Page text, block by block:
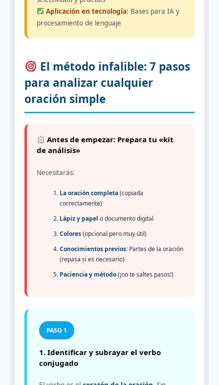
Aplicación en tecnología: Bases para IA y
procesamiento de lenguaje
El método infalible: 7 pasos
para analizar cualquier
oración simple
Antes de empezar: Prepara tu «kit
de análisis»
Necesitarás:
La oración completa(copiada
correctamente)
Lápiz y papel o documento digital
Colores(opcional pero muy útil)
Conocimientos previos: Partes de la oración
(repasa si es necesario)
Paciencia y método(¡no te saltes pasos!)
1. Identificar y subrayar el verbo
conjugado